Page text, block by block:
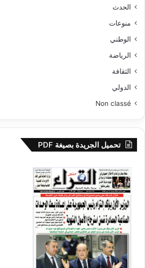
الحدث
منوعات
الوطني
الرياضة
الثقافة
الدولي
Non classé
تحميل الجريدة بصيغة PDF